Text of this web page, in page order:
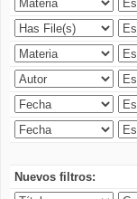
Nuevos filtros: